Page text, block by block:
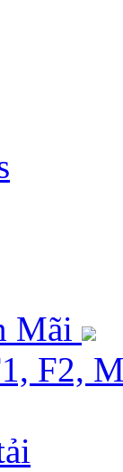
Mãi
F2,